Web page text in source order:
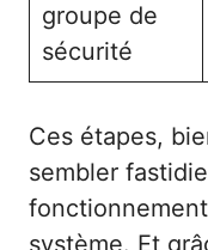
groupe de
sécurité
Ces étapes,
sembler
système. Et